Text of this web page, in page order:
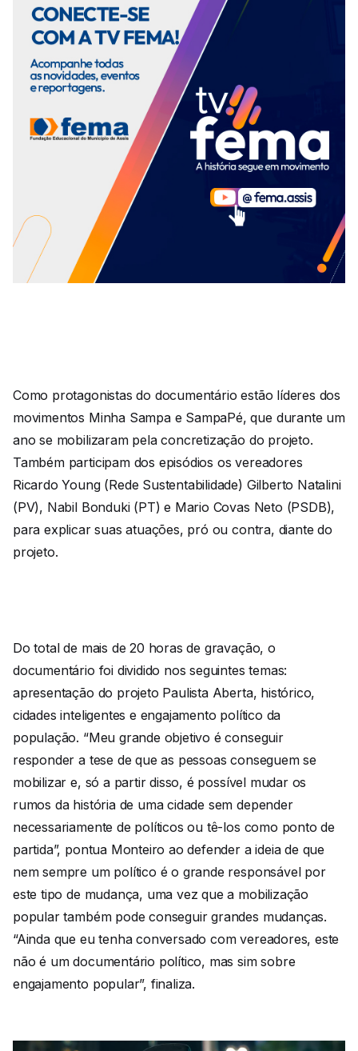
Como protagonistas do documentário estão líderes dos
movimentos Minha Sampa e SampaPé, que durante um
ano se mobilizaram pela concretização do projeto.
Também participam dos episódios os vereadores
Ricardo Young (Rede Sustentabilidade) Gilberto Natalini
(PV), Nabil Bonduki (PT) e Mario Covas Neto (PSDB),
para explicar suas atuações, pró ou contra, diante do
projeto.
Do total de mais de 20 horas de gravação, o
documentário foi dividido nos seguintes temas:
apresentação do projeto Paulista Aberta, histórico,
cidades inteligentes e engajamento político da
população. “Meu grande objetivo é conseguir
responder a tese de que as pessoas conseguem se
mobilizar e, só a partir disso, é possível mudar os
rumos da história de uma cidade sem depender
necessariamente de políticos ou tê-los como ponto de
partida”, pontua Monteiro ao defender a ideia de que
nem sempre um político é o grande responsável por
este tipo de mudança, uma vez que a mobilização
popular também pode conseguir grandes mudanças.
“Ainda que eu tenha conversado com vereadores, este
não é um documentário político, mas sim sobre
engajamento popular”, finaliza.